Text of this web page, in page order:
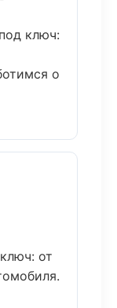
ключ:
о
от